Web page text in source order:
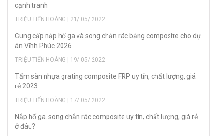
cạnh tranh
TRIỆU TIẾN HOÀNG | 21/ 05/ 2022
Cung cấp nắp hố ga và song chắn rác bằng composite cho dự
án Vĩnh Phúc 2026
TRIỆU TIẾN HOÀNG | 19/ 05/ 2022
Tấm sàn nhựa grating composite FRP uy tín, chất lượng, giá
rẻ 2023
TRIỆU TIẾN HOÀNG | 17/ 05/ 2022
Nắp hố ga, song chắn rác composite uy tín, chất lượng, giá rẻ
ở đâu?